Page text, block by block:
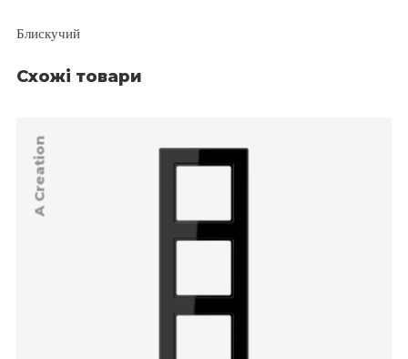
Блискучий
Схожі товари
A Creation